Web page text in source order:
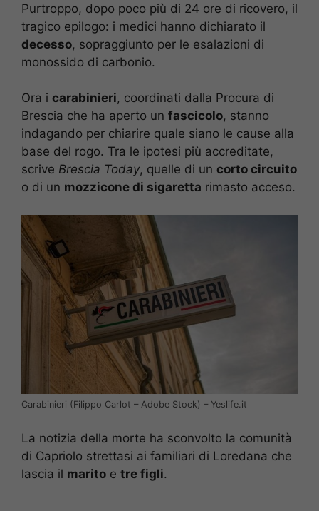
Purtroppo, dopo poco più di 24 ore di ricovero, il
tragico epilogo: i medici hanno dichiarato il
decesso, sopraggiunto per le esalazioni di
monossido di carbonio.
Ora i carabinieri, coordinati dalla Procura di
Brescia che ha aperto un fascicolo, stanno
indagando per chiarire quale siano le cause alla
base del rogo. Tra le ipotesi più accreditate,
scrive Brescia Today, quelle di un corto circuito
o di un mozzicone di sigaretta rimasto acceso.
Carabinieri (Filippo Carlot – Adobe Stock) – Yeslife.it
La notizia della morte ha sconvolto la comunità
di Capriolo strettasi ai familiari di Loredana che
lascia il marito e tre figli.